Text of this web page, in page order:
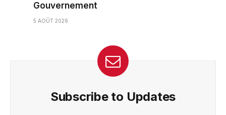
Gouvernement
5 AOÛT 2026
Subscribe to Updates